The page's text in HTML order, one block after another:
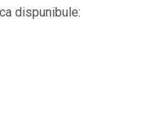
dispunibule: